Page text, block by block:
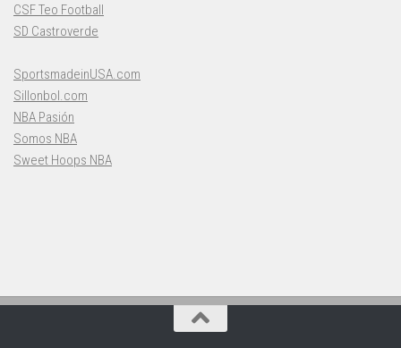
CSF Teo Football
SD Castroverde
SportsmadeinUSA.com
Sillonbol.com
NBA Pasión
Somos NBA
Sweet Hoops NBA